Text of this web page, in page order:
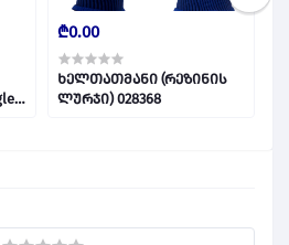
₾0.00
ხელთათმანი (რეზინის
ლურჯი) 028368